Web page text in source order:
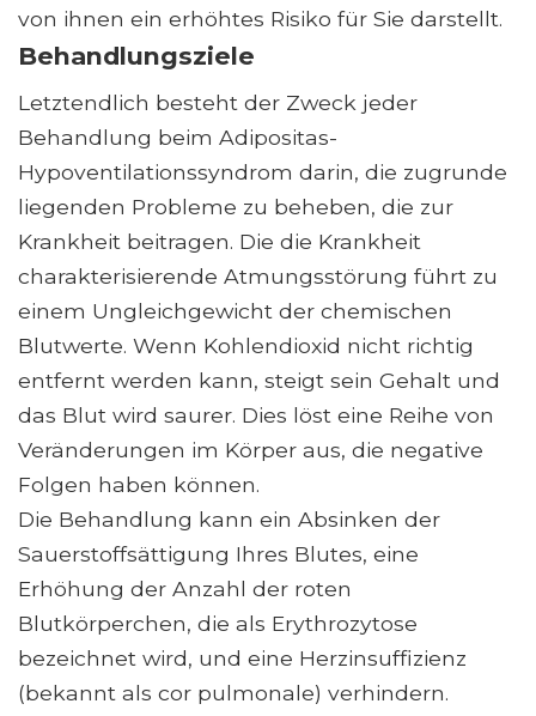
von ihnen ein erhöhtes Risiko für Sie darstellt.
Behandlungsziele
Letztendlich besteht der Zweck jeder
Behandlung beim Adipositas-
Hypoventilationssyndrom darin, die zugrunde
liegenden Probleme zu beheben, die zur
Krankheit beitragen. Die die Krankheit
charakterisierende Atmungsstörung führt zu
einem Ungleichgewicht der chemischen
Blutwerte. Wenn Kohlendioxid nicht richtig
entfernt werden kann, steigt sein Gehalt und
das Blut wird saurer. Dies löst eine Reihe von
Veränderungen im Körper aus, die negative
Folgen haben können.
Die Behandlung kann ein Absinken der
Sauerstoffsättigung Ihres Blutes, eine
Erhöhung der Anzahl der roten
Blutkörperchen, die als Erythrozytose
bezeichnet wird, und eine Herzinsuffizienz
(bekannt als cor pulmonale) verhindern.